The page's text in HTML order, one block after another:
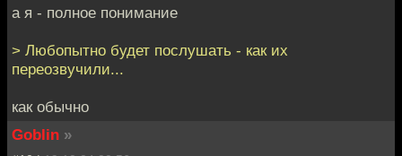
а я - полное понимание
> Любопытно будет послушать - как их
переозвучили...
как обычно
Goblin »